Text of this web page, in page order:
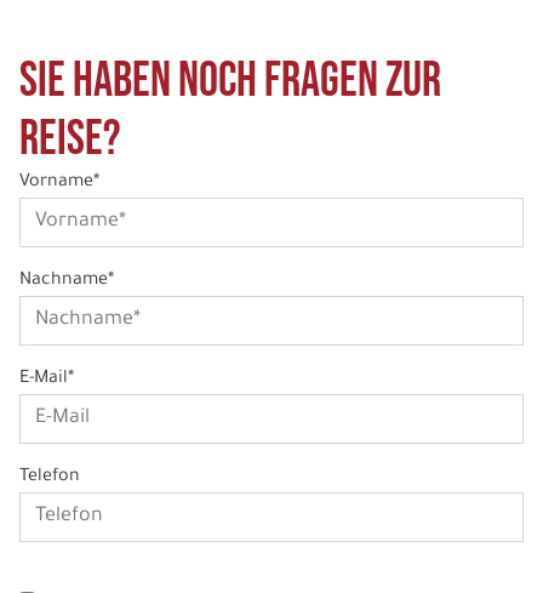
Sie haben noch Fragen zur
Reise?
Vorname*
Nachname*
E-Mail*
Telefon